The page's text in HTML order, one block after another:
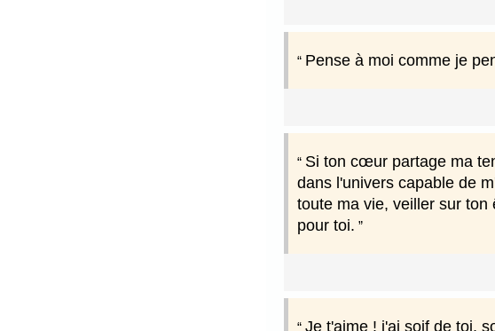
Pense à moi comme je
Si ton cœur partage ma
dans l'univers capable de
toute ma vie, veiller sur
pour toi.
Je t'aime ! j'ai soif de toi,